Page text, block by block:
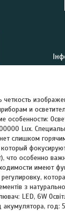
и
Lux.
слишком
что особенно
имеют
з
LED, 6W
акумулятора,